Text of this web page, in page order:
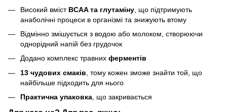
Високий вміст BCAA та глутаміну , що підтримують
анаболічні процеси в організмі та знижують втому
Відмінно змішується з водою або молоком, створюючи
однорідний напій без грудочок
Додано комплекс травних ферментів
13 чудових смаків , тому кожен зможе знайти той, що
найбільше підходить для нього
Практична упаковка , що закривається